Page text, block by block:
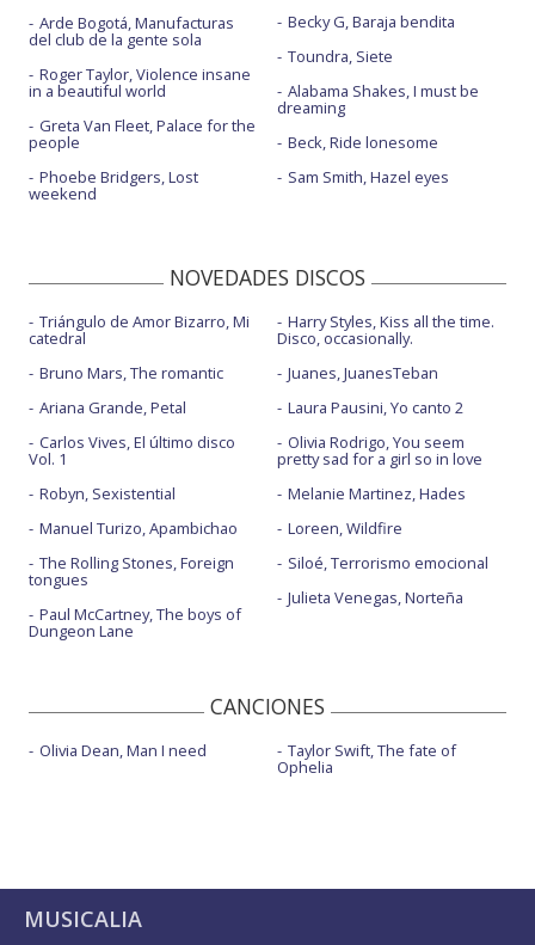
Arde Bogotá, Manufacturas
del club de la gente sola
Roger Taylor, Violence insane
in a beautiful world
Greta Van Fleet, Palace for the
people
Phoebe Bridgers, Lost
weekend
Becky G, Baraja bendita
Toundra, Siete
Alabama Shakes, I must be
dreaming
Beck, Ride lonesome
Sam Smith, Hazel eyes
NOVEDADES DISCOS
Triángulo de Amor Bizarro, Mi
catedral
Bruno Mars, The romantic
Ariana Grande, Petal
Carlos Vives, El último disco
Vol. 1
Robyn, Sexistential
Manuel Turizo, Apambichao
The Rolling Stones, Foreign
tongues
Paul McCartney, The boys of
Dungeon Lane
Harry Styles, Kiss all the time.
Disco, occasionally.
Juanes, JuanesTeban
Laura Pausini, Yo canto 2
Olivia Rodrigo, You seem
pretty sad for a girl so in love
Melanie Martinez, Hades
Loreen, Wildfire
Siloé, Terrorismo emocional
Julieta Venegas, Norteña
CANCIONES
Olivia Dean, Man I need Taylor Swift, The fate of
Ophelia
MUSICALIA